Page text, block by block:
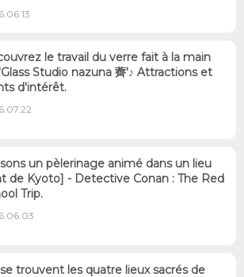
le travail du verre fait à la main
Studio nazuna 薺'♪ Attractions et
d'intérêt.
un pèlerinage animé dans un lieu
de Kyoto] - Detective Conan : The Red
Trip.
trouvent les quatre lieux sacrés de